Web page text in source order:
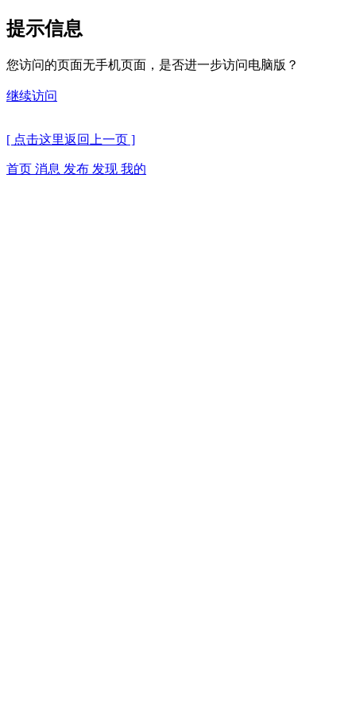
提示信息
您访问的页面无手机页面，是否进一步访问电脑版？
继续访问
[ 点击这里返回上一页 ]
首页 消息 发布 发现 我的